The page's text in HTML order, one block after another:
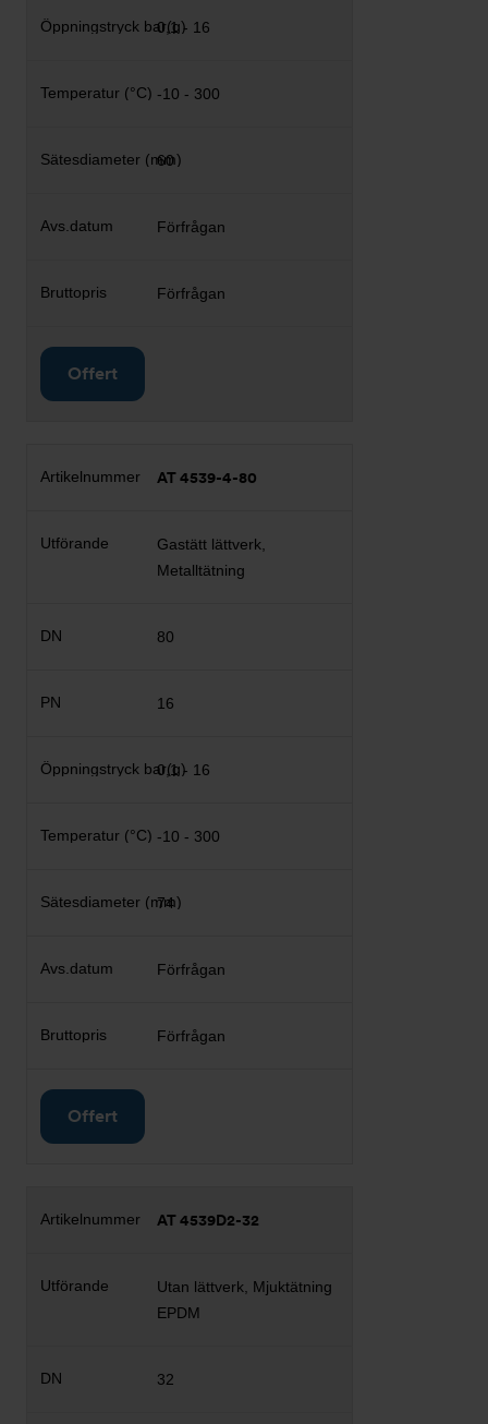
0,1 - 16
-10 - 300
60
Förfrågan
Förfrågan
Offert
AT 4539-4-80
Gastätt lättverk,
Metalltätning
80
16
0,1 - 16
-10 - 300
74
Förfrågan
Förfrågan
Offert
AT 4539D2-32
Utan lättverk, Mjuktätning
EPDM
32